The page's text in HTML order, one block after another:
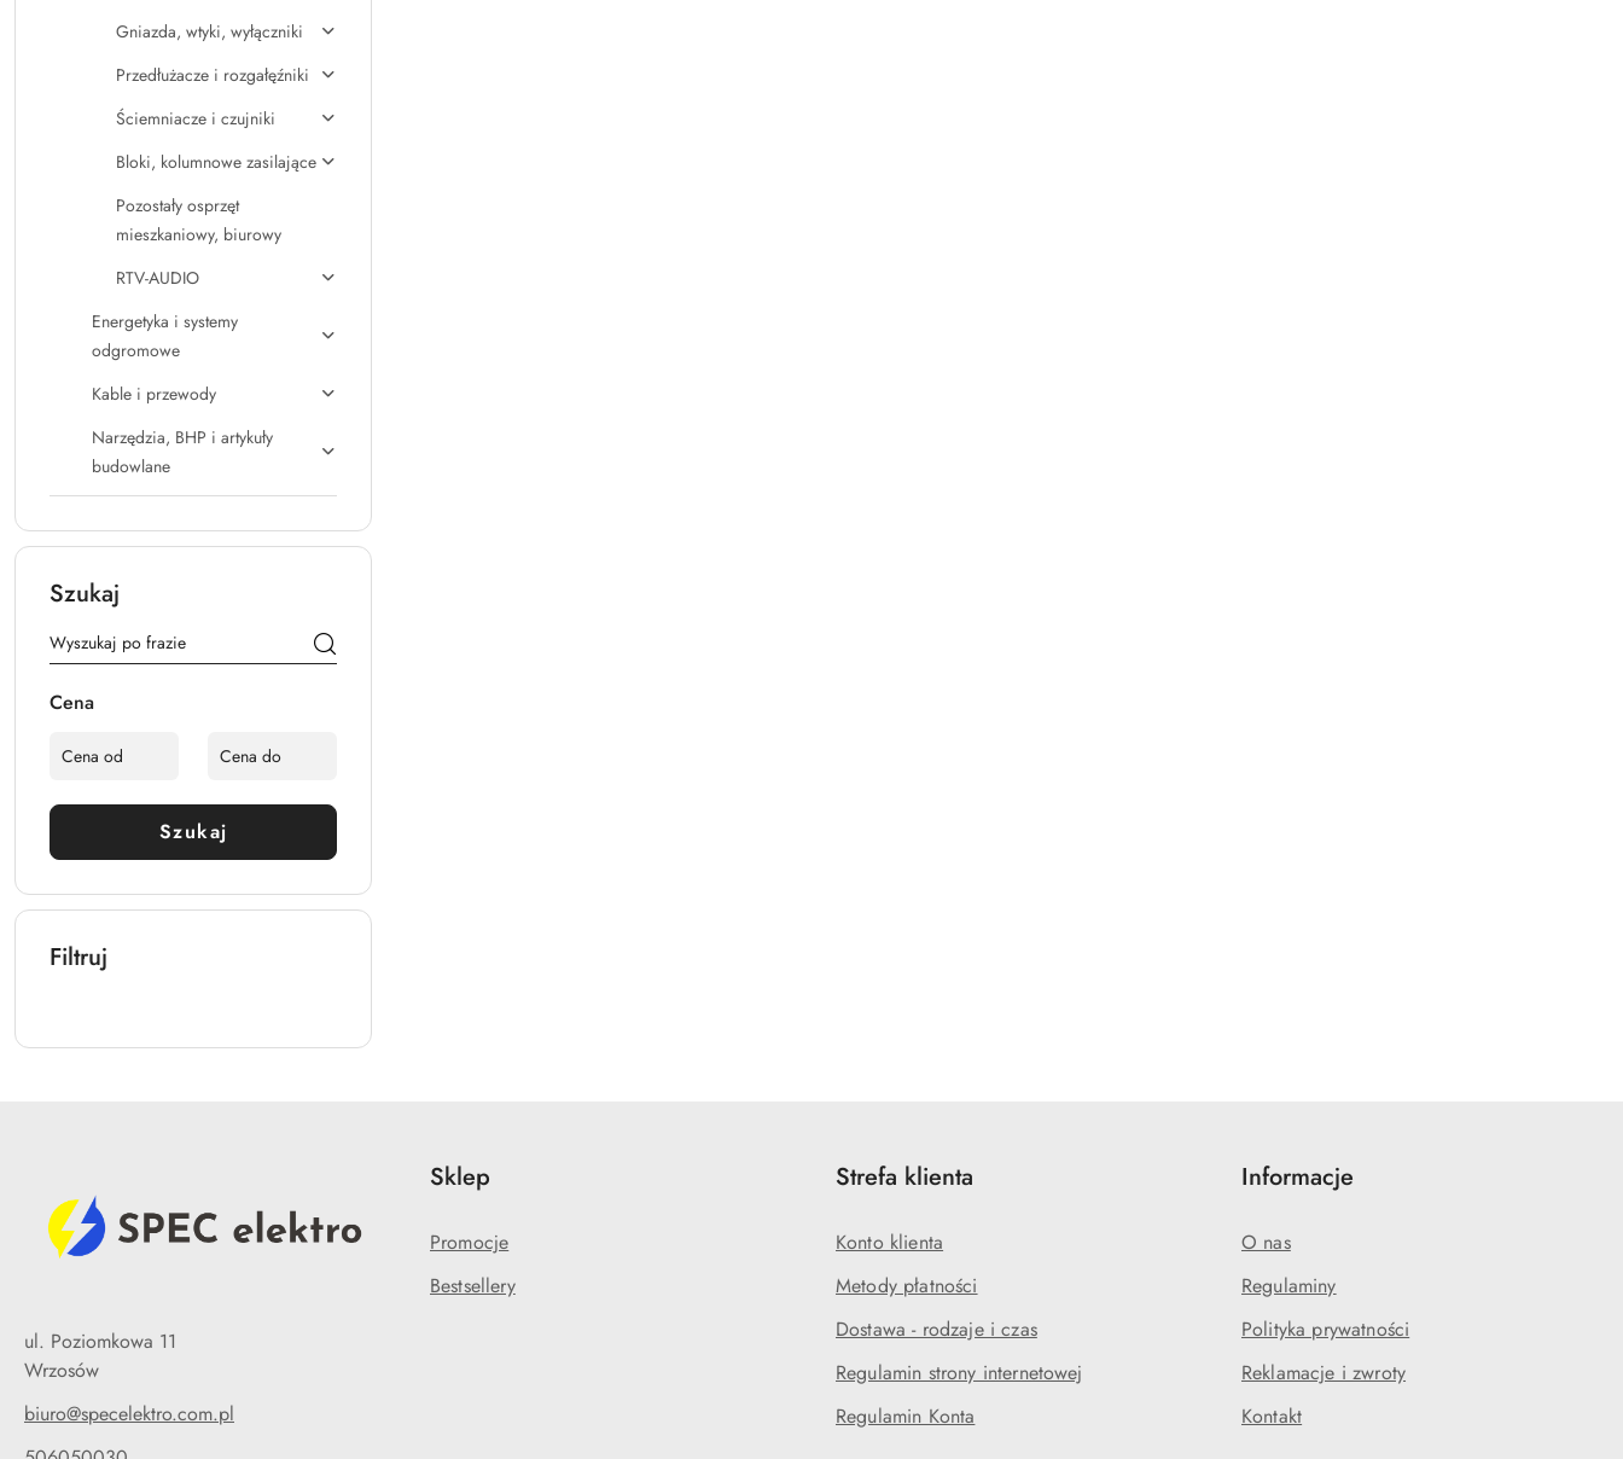
Gniazda, wtyki, wyłączniki
Przedłużacze i rozgałęźniki
Ściemniacze i czujniki
Bloki, kolumnowe zasilające
Pozostały osprzęt
mieszkaniowy, biurowy
RTV-AUDIO
Energetyka i systemy
odgromowe
Kable i przewody
Narzędzia, BHP i artykuły
budowlane
Szukaj
Cena
Szukaj
Filtruj
ul. Poziomkowa 11
Wrzosów
biuro@specelektro.com.pl
Sklep
Promocje
Bestsellery
Strefa klienta
Konto klienta
Metody płatności
Dostawa - rodzaje i czas
Regulamin strony internetowej
Regulamin Konta
Informacje
O nas
Regulaminy
Polityka prywatności
Reklamacje i zwroty
Kontakt